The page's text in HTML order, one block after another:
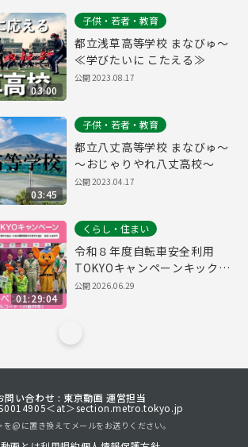
03:00
子供・若者・教育
都立浅草高等学校 まなびゅ～
≪学びたいに こたえる≫
公開2023.08.17
03:45
子供・若者・教育
都立八丈高等学校 まなびゅ～
～おじゃりやれ八丈高校～
公開2023.04.17
01:29:04
くらし・住まい
令和８年度自転車安全利用
TOKYOキャンペーンキックオ
フイベント
公開2026.06.29
問い合わせ : 東京動画 運営担当
＜at＞section.metro.tokyo.jp
@に置き換えてメールをお送りください。